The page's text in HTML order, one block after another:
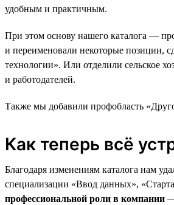
удобным и практичным.
При этом основу нашего каталога —
и переименовали некоторые позиции,
технологии». Или отделили сельское
и работодателей.
Также мы добавили профобласть
Как теперь всё
Благодаря изменениям каталога нам
специализации «Ввод данных»,
профессиональной роли в компании —